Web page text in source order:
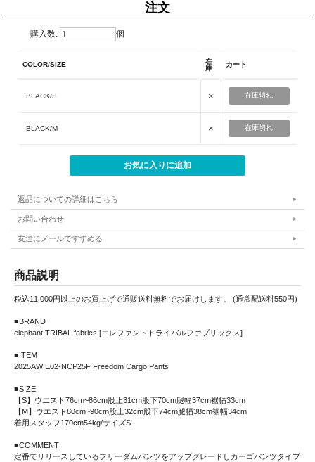
注文
購入数: 個
COLOR/SIZE
在
庫
カート
BLACK/S × 在庫切れ
BLACK/M × 在庫切れ
返品についての詳細はこちら
お問い合わせ
友達にメールですすめる
商品説明
税込11,000円以上のお買上げで通販送料無料でお届けします。 (通常配送料550円)
■BRAND
elephant TRIBAL fabrics [エレファントトライバルファブリックス]
■ITEM
2025AW E02-NCP25F Freedom Cargo Pants
■SIZE
【S】ウエスト76cm~86cm股上31cm股下70cm腿幅37cm裾幅33cm
【M】ウエスト80cm~90cm股上32cm股下74cm腿幅38cm裾幅34cm
着用スタッフ170cm54kg/サイズS
■COMMENT
定番でリリースしているフリーダムパンツをアップグレードしカーゴパンツタイプ